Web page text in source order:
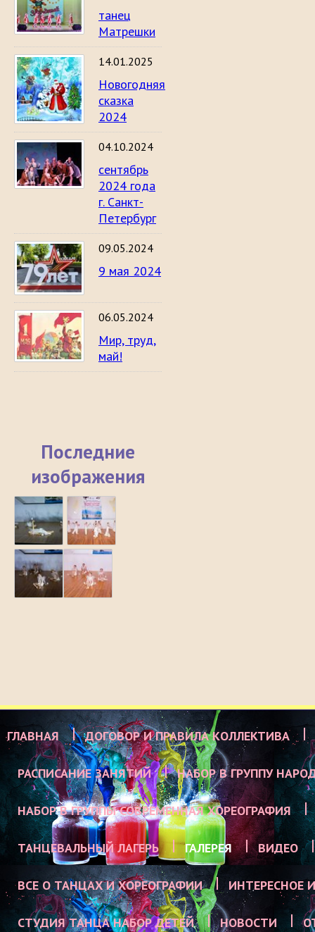
танец
Матрешки
14.01.2025
Новогодняя
сказка
2024
04.10.2024
сентябрь
2024 года
г. Санкт-
Петербург
09.05.2024
9 мая 2024
06.05.2024
Мир, труд,
май!
Последние
изображения
ГЛАВНАЯ ДОГОВОР И ПРАВИЛА КОЛЛЕКТИВА
РАСПИСАНИЕ ЗАНЯТИЙ НАБОР В ГРУППУ
НАБОР В ГРУППЫ СОВРЕМЕННАЯ ХОРЕОГРАФИЯ
ТАНЦЕВАЛЬНЫЙ ЛАГЕРЬ ГАЛЕРЕЯ ВИДЕО
ВСЕ О ТАНЦАХ И ХОРЕОГРАФИИ ИНТЕРЕСНОЕ
СТУДИЯ ТАНЦА НАБОР ДЕТЕЙ НОВОСТИ